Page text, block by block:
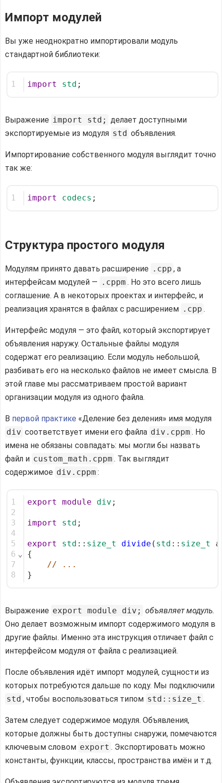
Импорт модулей
Вы уже неоднократно импортировали модуль
стандартной библиотеки:
1 import std ;
Выражение import std; делает доступными
экспортируемые из модуля std объявления.
Импортирование собственного модуля выглядит точно
так же:
1 import codecs ;
Структура простого модуля
Модулям принято давать расширение .cpp , а
интерфейсам модулей — .cppm . Но это всего лишь
соглашение. А в некоторых проектах и интерфейс, и
реализация хранятся в файлах с расширением .cpp .
Интерфейс модуля — это файл, который экспортирует
объявления наружу. Остальные файлы модуля
содержат его реализацию. Если модуль небольшой,
разбивать его на несколько файлов не имеет смысла. В
этой главе мы рассматриваем простой вариант
организации модуля из одного файла.
В первой практике «Деление без деления» имя модуля
div соответствует имени его файла div.cppm . Но
имена не обязаны совпадать: мы могли бы назвать
файл и custom_math.cppm . Так выглядит
содержимое div.cppm :
1
2
3
4
5
6
7
8
⌄
export module div
import std
export std :: size_t divide ( std :: size_t
{
// ...
}
Выражение export module div; объявляет модуль.
Оно делает возможным импорт содержимого модуля в
другие файлы. Именно эта инструкция отличает файл с
интерфейсом модуля от файла с реализацией.
После объявления идёт импорт модулей, сущности из
которых потребуются дальше по коду. Мы подключили
std , чтобы воспользоваться типом std::size_t .
Затем следует содержимое модуля. Объявления,
которые должны быть доступны снаружи, помечаются
ключевым словом export . Экспортировать можно
константы, функции, классы, пространства имён и т.д.